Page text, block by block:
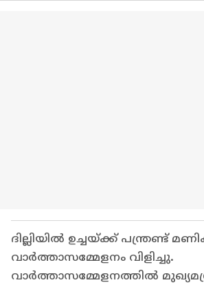
ദില്ലിയിൽ ഉച്ചയ്ക്ക് പന്ത്രണ്ട്
വാർത്താസമ്മേളനം വിളിച്ചു.
വാർത്താസമ്മേളനത്തില്‍